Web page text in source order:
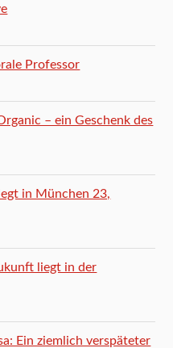
Professor
– ein Geschenk des
in München 23,
liegt in der
Ein ziemlich verspäteter